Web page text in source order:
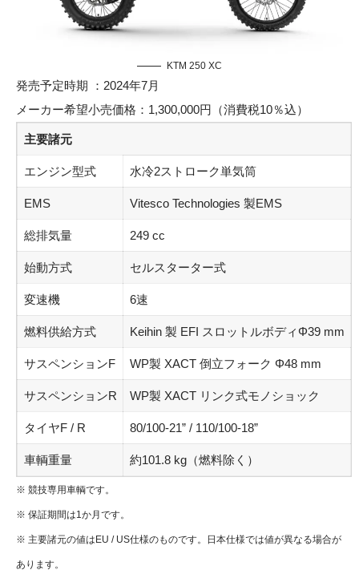
KTM 250 XC
発売予定時期 ：2024年7月
メーカー希望小売価格：1,300,000円（消費税10％込）
主要諸元
エンジン型式 水冷2ストローク単気筒
EMS Vitesco Technologies 製EMS
総排気量 249 cc
始動方式 セルスターター式
変速機 6速
燃料供給方式 Keihin 製 EFI スロットルボディΦ39 mm
サスペンションF WP製 XACT 倒立フォーク Φ48 mm
サスペンションR WP製 XACT リンク式モノショック
タイヤF / R 80/100-21” / 110/100-18”
車輌重量 約101.8 kg（燃料除く）
※ 競技専用車輌です。
※ 保証期間は1か月です。
※ 主要諸元の値はEU / US仕様のものです。日本仕様では値が異なる場合が
あります。